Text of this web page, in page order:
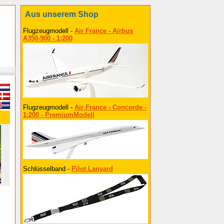
Aus unserem Shop
Flugzeugmodell - Air France - Airbus
A350-900 - 1:200
Flugzeugmodell - Air France - Concorde -
1:200 - PremiumModell
Schlüsselband - Pilot Lanyard